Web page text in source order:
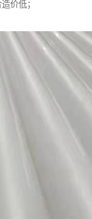
价低；